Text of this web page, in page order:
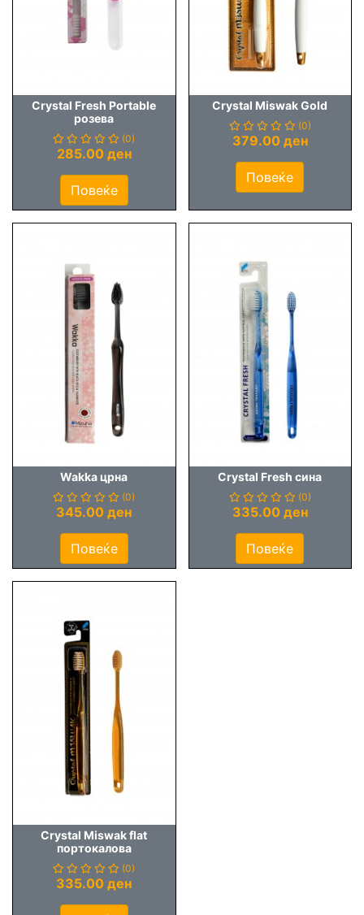
Crystal Fresh Portable
розева
(0)
285.00 ден
Повеќе
Crystal Miswak Gold
(0)
379.00 ден
Повеќе
Wakka црна
(0)
345.00 ден
Повеќе
Crystal Fresh сина
(0)
335.00 ден
Повеќе
Crystal Miswak flat
портокалова
(0)
335.00 ден